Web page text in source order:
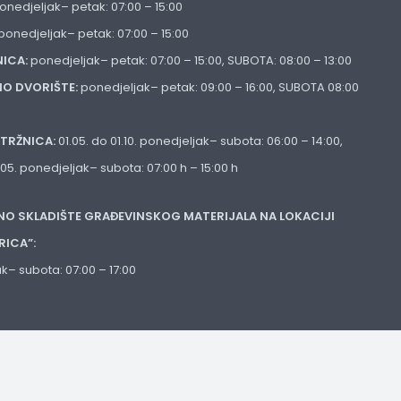
petak: 07:00 – 15:00
petak: 07:00 – 15:00
ponedjeljak– petak: 07:00 – 15:00, SUBOTA: 08:00 – 13:00
DVORIŠTE:ponedjeljak– petak: 09:00 – 16:00, SUBOTA 08:00
01.05. do 01.10. ponedjeljak– subota: 06:00 – 14:00,
ponedjeljak– subota: 07:00 h – 15:00 h
SKLADIŠTE GRAĐEVINSKOG MATERIJALA NA LOKACIJI
subota: 07:00 – 17:00